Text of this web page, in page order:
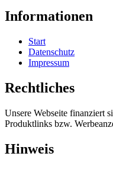
Informationen
Start
Datenschutz
Impressum
Rechtliches
Unsere Webseite finanziert
Produktlinks bzw.
Hinweis